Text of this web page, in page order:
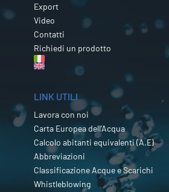
Export
Video
Contatti
Richiedi un prodotto
LINK UTILI
Lavora con noi
Carta Europea dell’Acqua
Calcolo abitanti equivalenti (A.E)
Abbreviazioni
Classificazione Acque e Scarichi
Whistleblowing